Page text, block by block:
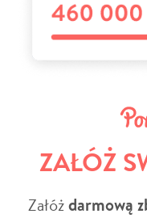
ZAŁÓŻ
Załóżdarmową